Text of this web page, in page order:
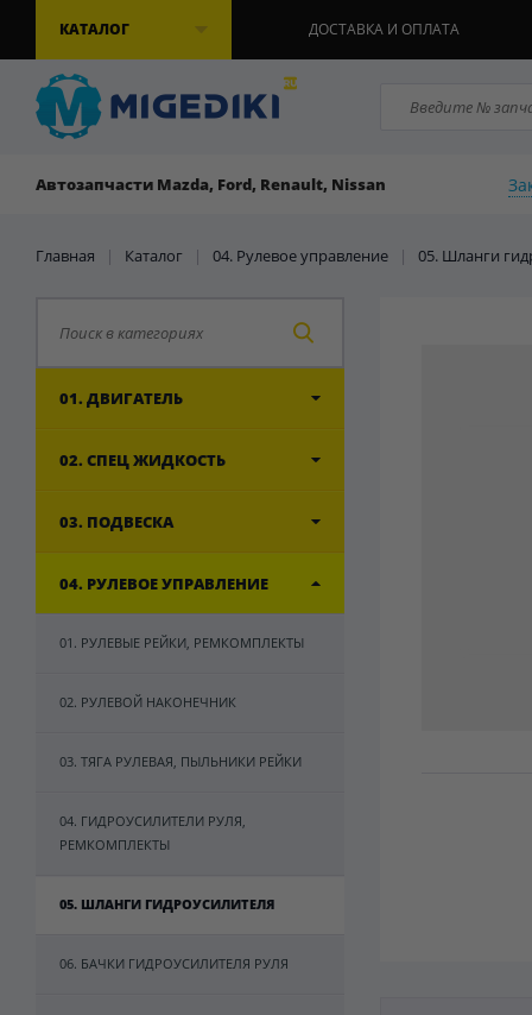
КАТАЛОГ ДОСТАВКА И ОПЛАТА
Автозапчасти Mazda, Ford, Renault, Nissan
Главная | Каталог | 04. Рулевое управление | 05. Шланги
01. ДВИГАТЕЛЬ
02. СПЕЦ ЖИДКОСТЬ
03. ПОДВЕСКА
04. РУЛЕВОЕ УПРАВЛЕНИЕ
01. РУЛЕВЫЕ РЕЙКИ, РЕМКОМПЛЕКТЫ
02. РУЛЕВОЙ НАКОНЕЧНИК
03. ТЯГА РУЛЕВАЯ, ПЫЛЬНИКИ РЕЙКИ
04. ГИДРОУСИЛИТЕЛИ РУЛЯ,
РЕМКОМПЛЕКТЫ
05. ШЛАНГИ ГИДРОУСИЛИТЕЛЯ
06. БАЧКИ ГИДРОУСИЛИТЕЛЯ РУЛЯ